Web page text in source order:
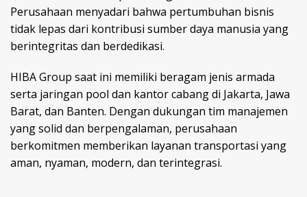
Perusahaan menyadari bahwa pertumbuhan bisnis
tidak lepas dari kontribusi sumber daya manusia yang
berintegritas dan berdedikasi.
HIBA Group saat ini memiliki beragam jenis armada
serta jaringan pool dan kantor cabang di Jakarta, Jawa
Barat, dan Banten. Dengan dukungan tim manajemen
yang solid dan berpengalaman, perusahaan
berkomitmen memberikan layanan transportasi yang
aman, nyaman, modern, dan terintegrasi.